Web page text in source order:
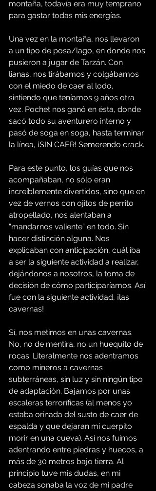
montaña, todavía era muy temprano
para gastar todas mis energías.
Una vez en la montaña, nos llevaron
a un tipo de posa/lago, en donde nos
pusieron a jugar de Tarzán. Con
lianas, nos tirábamos y colgábamos
con el miedo de caer al lodo,
sintiendo que teníamos 9 años otra
vez. Pochet nos ganó en ésta, donde
sacó todo su aventurero interno y
pasó de soga en soga, hasta terminar
la línea, ¡SIN CAER! Semerendo crack.
Para este punto, los guías que nos
acompañaban, no sólo eran
increíblemente divertidos, sino que en
vez de vernos con ojitos de perrito
atropellado, nos alentaban a
“mandarnos valiente” en todo. Sin
hacer distinción alguna. Nos
explicaban con anticipación, cuál iba
a ser la siguiente actividad a realizar,
dejándonos a nosotros, la toma de
decisión de cómo participaríamos. Así
fue con la siguiente actividad, ¡las
cavernas!
Sí, nos metimos en unas cavernas.
No, no de mentira, no un huequito de
rocas. Literalmente nos adentramos
como mineros a cavernas
subterráneas, sin luz y sin ningún tipo
de adaptación. Bajamos por unas
escaleras terroríficas (al menos yo
estaba orinada del susto de caer de
espalda y que dejaran mi cuerpito
morir en una cueva). Así nos fuimos
adentrando entre piedras y huecos, a
más de 30 metros bajo tierra. Al
principio tuve mis dudas, en mi
cabeza sonaba la voz de mi padre